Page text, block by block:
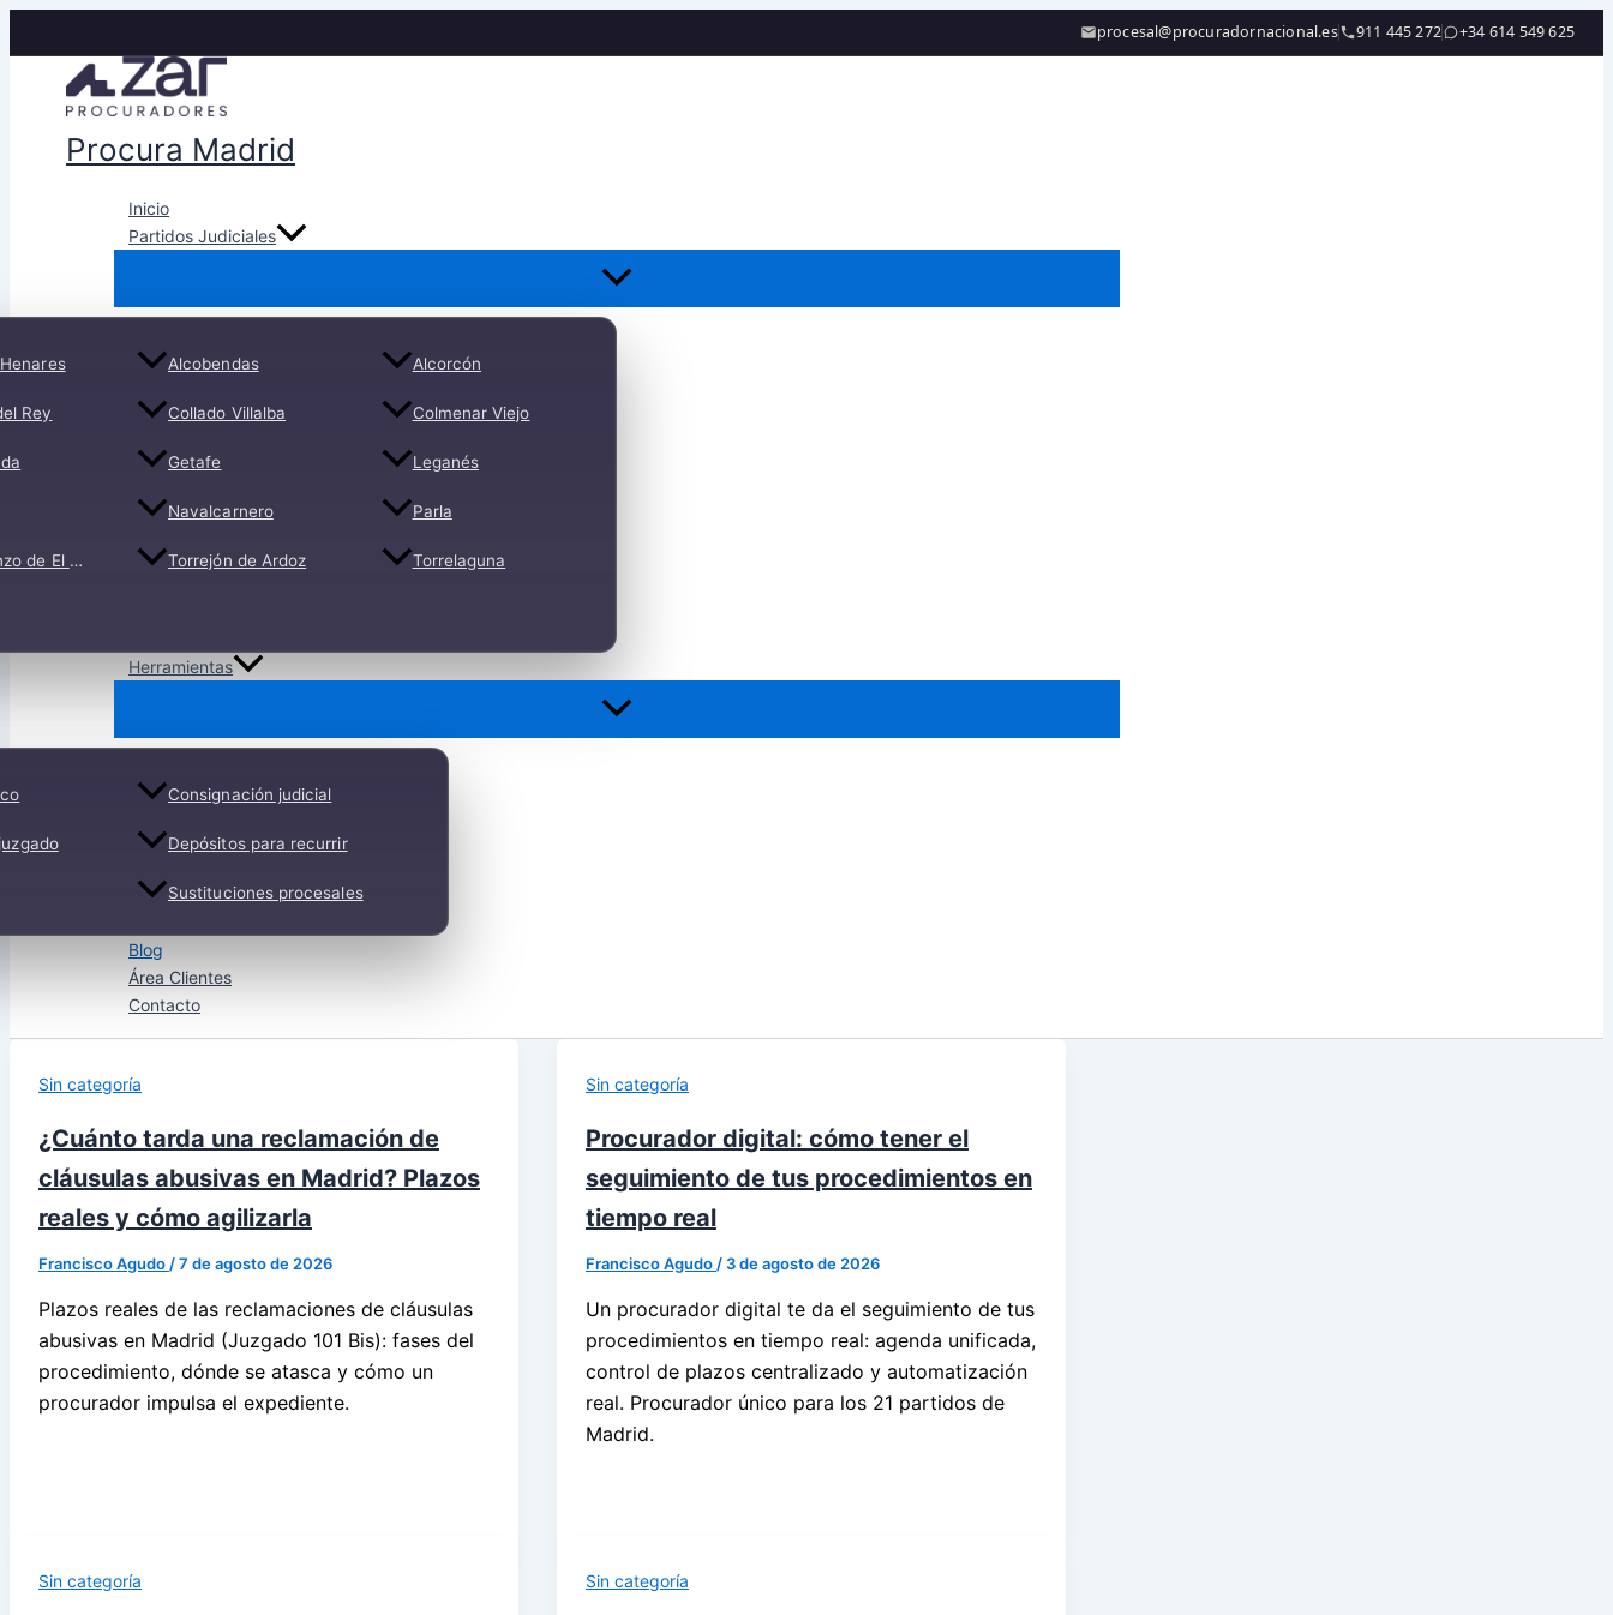
procesal@procuradornacional.es 911 445 272 +34 614 549 625
contenidoProcura Madrid
Inicio
Partidos Judiciales
Alcobendas Alcorcón
Rey Collado Villalba Colmenar Viejo
Getafe Leganés
Navalcarnero Parla
El Escorial Torrejón de Ardoz Torrelaguna
Herramientas
Consignación judicial
Depósitos para recurrir
Sustituciones procesales
Blog
Área Clientes
Contacto
Sin categoría
¿Cuánto tarda una reclamación de
cláusulas abusivas en Madrid? Plazos
reales y cómo agilizarla
Francisco Agudo /7 de agosto de 2026
Plazos reales de las reclamaciones de cláusulas
abusivas en Madrid (Juzgado 101 Bis): fases del
procedimiento, dónde se atasca y cómo un
procurador impulsa el expediente.
Sin categoría
Procurador digital: cómo tener el
seguimiento de tus procedimientos en
tiempo real
Francisco Agudo / 3 de agosto de 2026
Un procurador digital te da el seguimiento de tus
procedimientos en tiempo real: agenda unificada,
control de plazos centralizado y automatización
real. Procurador único para los 21 partidos de
Madrid.
Sin categoría Sin categoría